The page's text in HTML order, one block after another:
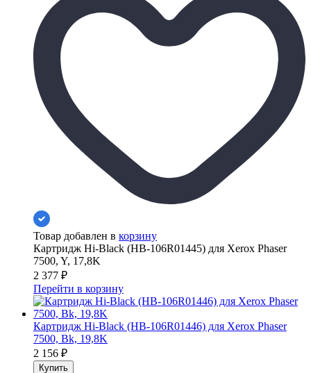
Товар добавлен в корзину
Картридж Hi-Black (HB-106R01445) для Xerox Phaser
7500, Y, 17,8K
2 377 ₽
Перейти в корзину
Картридж Hi-Black (HB-106R01446) для Xerox Phaser
7500, Bk, 19,8K
2 156 ₽